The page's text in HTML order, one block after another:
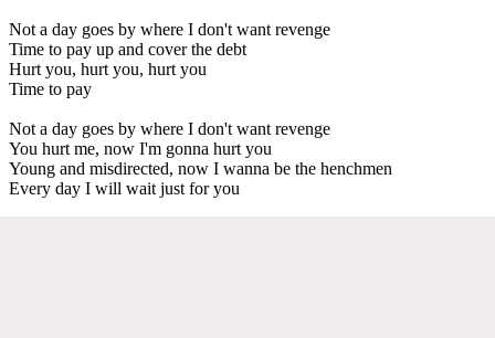
Not a day goes by where I don't want revenge
Time to pay up and cover the debt
Hurt you, hurt you, hurt you
Time to pay
Not a day goes by where I don't want revenge
You hurt me, now I'm gonna hurt you
Young and misdirected, now I wanna be the henchmen
Every day I will wait just for you